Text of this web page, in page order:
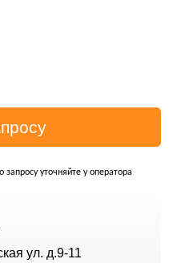
уточняйте у оператора
ул. д.9-11